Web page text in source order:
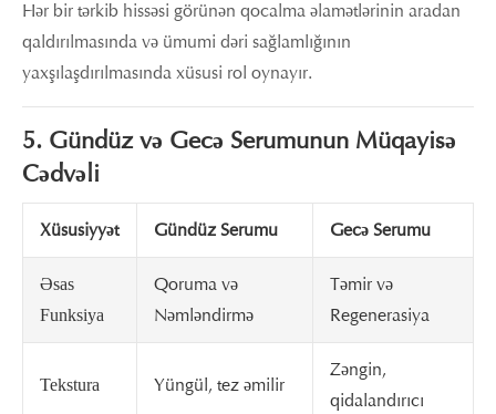
Hər bir tərkib hissəsi görünən qocalma əlamətlərinin aradan
qaldırılmasında və ümumi dəri sağlamlığının
yaxşılaşdırılmasında xüsusi rol oynayır.
5. Gündüz və Gecə Serumunun Müqayisə
Cədvəli
Xüsusiyyət Gündüz Serumu Gecə Serumu
Əsas
Funksiya
Qoruma və
Nəmləndirmə
Təmir və
Regenerasiya
Tekstura Yüngül, tez əmilir
Zəngin,
qidalandırıcı